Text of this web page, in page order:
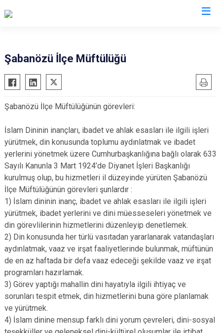
Atkaracalar
Bayramören
Çerkeş
Eldivan
Ilgaz
Kızılırmak
Orta
Yapraklı
Şabanözü İlçe Müftülüğü
Şabanözü İlçe Müftülüğünün görevleri:
İslam Dininin inançları, ibadet ve ahlak esasları ile ilgili işleri
yürütmek, din konusunda toplumu aydınlatmak ve ibadet
yerlerini yönetmek üzere Cumhurbaşkanlığına bağlı olarak 633
Sayılı Kanunla 3 Mart 1924’de Diyanet İşleri Başkanlığı
kurulmuş olup, bu hizmetleri il düzeyinde yürüten Şabanözü
İlçe Müftülüğünün görevleri şunlardır :
1) İslam dininin inanç, ibadet ve ahlak esasları ile ilgili işleri
yürütmek, ibadet yerlerini ve dini müesseseleri yönetmek ve
din görevlilerinin hizmetlerini düzenleyip denetlemek.
2) Din konusunda her türlü vasıtadan yararlanarak vatandaşları
aydınlatmak, vaaz ve irşat faaliyetlerinde bulunmak, müftünün
de en az haftada bir defa vaaz edeceği şekilde vaaz ve irşat
programları hazırlamak.
3) Görev yaptığı mahallin dini hayatıyla ilgili ihtiyaç ve
sorunları tespit etmek, din hizmetlerini buna göre planlamak
ve yürütmek.
4) İslam dinine mensup farklı dini yorum çevreleri, dini-sosyal